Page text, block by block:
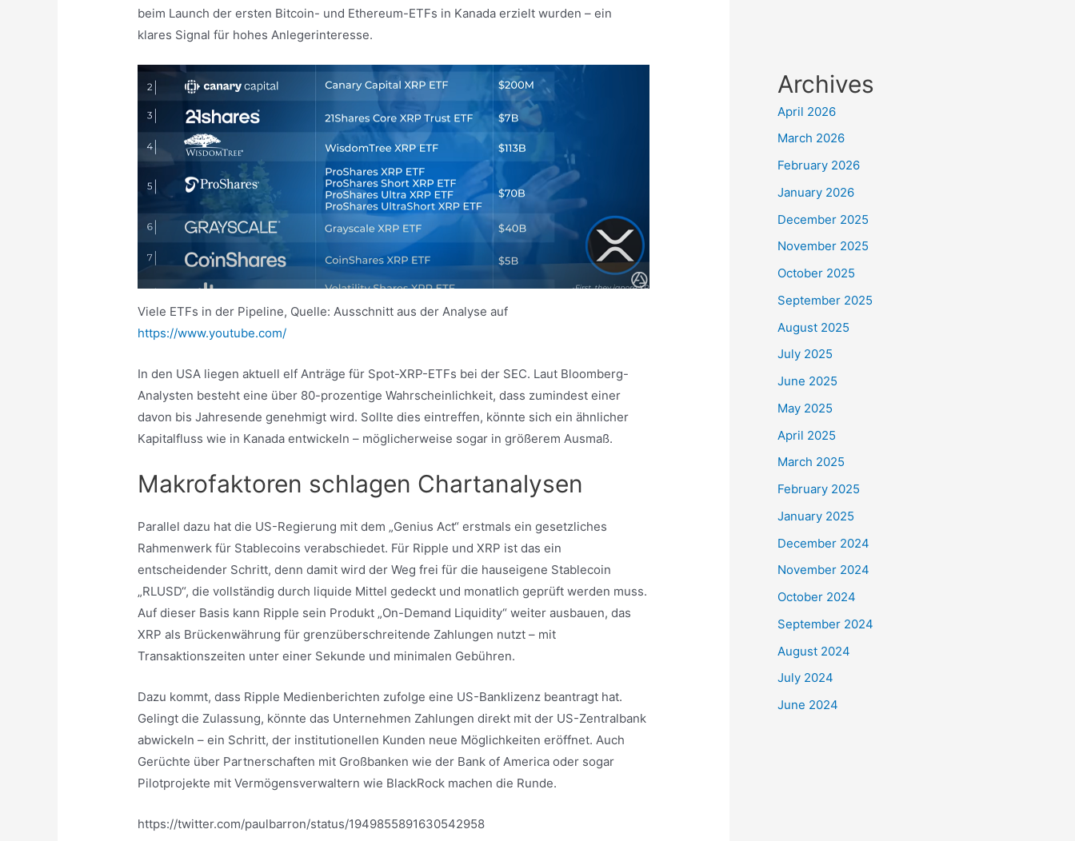
beim Launch der ersten Bitcoin- und Ethereum-ETFs in Kanada erzielt wurden – ein
klares Signal für hohes Anlegerinteresse.
Viele ETFs in der Pipeline, Quelle: Ausschnitt aus der Analyse auf
https://www.youtube.com/
In den USA liegen aktuell elf Anträge für Spot-XRP-ETFs bei der SEC. Laut Bloomberg-
Analysten besteht eine über 80-prozentige Wahrscheinlichkeit, dass zumindest einer
davon bis Jahresende genehmigt wird. Sollte dies eintreffen, könnte sich ein ähnlicher
Kapitalfluss wie in Kanada entwickeln – möglicherweise sogar in größerem Ausmaß.
Makrofaktoren schlagen Chartanalysen
Parallel dazu hat die US-Regierung mit dem „Genius Act“ erstmals ein gesetzliches
Rahmenwerk für Stablecoins verabschiedet. Für Ripple und XRP ist das ein
entscheidender Schritt, denn damit wird der Weg frei für die hauseigene Stablecoin
„RLUSD“, die vollständig durch liquide Mittel gedeckt und monatlich geprüft werden muss.
Auf dieser Basis kann Ripple sein Produkt „On-Demand Liquidity“ weiter ausbauen, das
XRP als Brückenwährung für grenzüberschreitende Zahlungen nutzt – mit
Transaktionszeiten unter einer Sekunde und minimalen Gebühren.
Dazu kommt, dass Ripple Medienberichten zufolge eine US-Banklizenz beantragt hat.
Gelingt die Zulassung, könnte das Unternehmen Zahlungen direkt mit der US-Zentralbank
abwickeln – ein Schritt, der institutionellen Kunden neue Möglichkeiten eröffnet. Auch
Gerüchte über Partnerschaften mit Großbanken wie der Bank of America oder sogar
Pilotprojekte mit Vermögensverwaltern wie BlackRock machen die Runde.
https://twitter.com/paulbarron/status/1949855891630542958
Archives
April 2026
March 2026
February 2026
January 2026
December 2025
November 2025
October 2025
September 2025
August 2025
July 2025
June 2025
May 2025
April 2025
March 2025
February 2025
January 2025
December 2024
November 2024
October 2024
September 2024
August 2024
July 2024
June 2024